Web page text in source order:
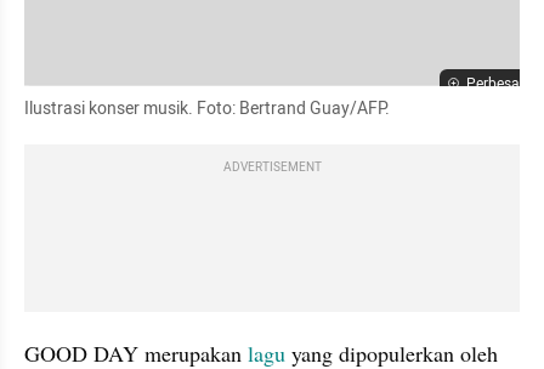
Perbesar
Ilustrasi konser musik. Foto: Bertrand Guay/AFP.
ADVERTISEMENT
GOOD DAY merupakan lagu yang dipopulerkan oleh